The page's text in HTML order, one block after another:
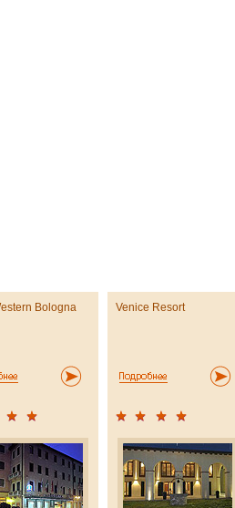
Bologna Venice Resort